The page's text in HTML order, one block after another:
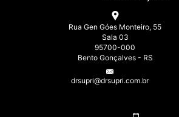
Rua Gen Góes Monteiro, 55
Sala 03
95700-000
Bento Gonçalves - RS
drsupri@drsupri.com.br